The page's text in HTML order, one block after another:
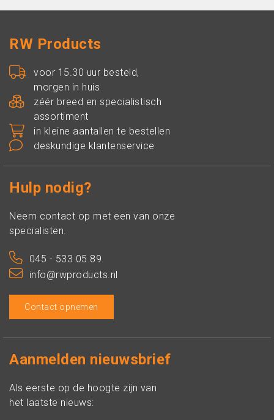
RW Products
voor 15.30 uur besteld,
morgen in huis
zéér breed en specialistisch
assortiment
in kleine aantallen te bestellen
deskundige klantenservice
Hulp nodig?
Neem contact op met een van onze
specialisten.
045 - 533 05 89
info@rwproducts.nl
Contact opnemen
Aanmelden nieuwsbrief
Als eerste op de hoogte zijn van
het laatste nieuws: